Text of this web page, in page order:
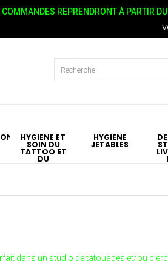
REPRENDRONT À PARTIR
HYGIÉNE ET
SOIN DU
TATTOO ET
DU
HYGIÈNE
JETABLES
dans un studio de tatouages et/ou